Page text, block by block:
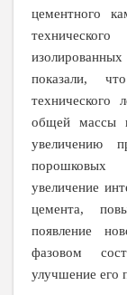
цементного
изолированных
показали,
общей массы
увеличению
порошковых
увеличение
цемента,
появление
фазовом
улучшение его